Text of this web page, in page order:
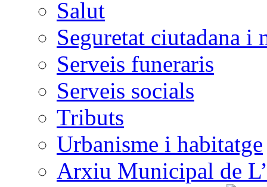
Salut
Seguretat ciutadana i
Serveis funeraris
Serveis socials
Tributs
Urbanisme i habitatge
Arxiu Municipal de